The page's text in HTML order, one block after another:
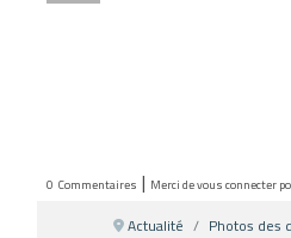
0 Commentaires | Merci de vous connecter
Actualité
Photos des